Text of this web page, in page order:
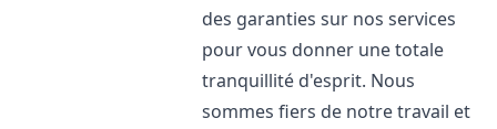
des garanties sur nos services
pour vous donner une totale
tranquillité d'esprit. Nous
sommes fiers de notre travail et